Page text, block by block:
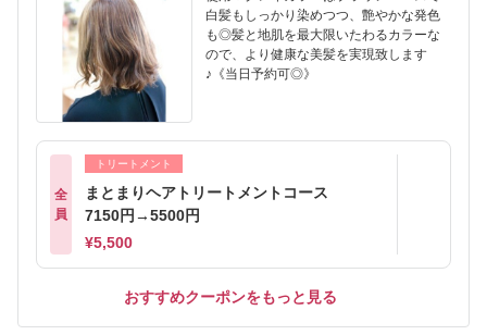
白髪もしっかり染めつつ、艶やかな発色
も◎髪と地肌を最大限いたわるカラーな
ので、より健康な美髪を実現致します
♪《当日予約可◎》
全
員
トリートメント
まとまりヘアトリートメントコース
7150円→5500円
¥5,500
おすすめクーポンをもっと見る